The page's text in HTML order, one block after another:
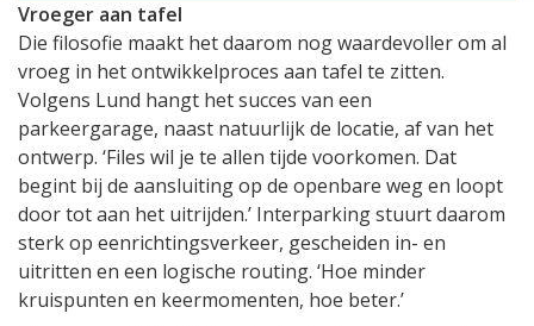
Vroeger aan tafel
Die filosofie maakt het daarom nog waardevoller om al
vroeg in het ontwikkelproces aan tafel te zitten.
Volgens Lund hangt het succes van een
parkeergarage, naast natuurlijk de locatie, af van het
ontwerp. ‘Files wil je te allen tijde voorkomen. Dat
begint bij de aansluiting op de openbare weg en loopt
door tot aan het uitrijden.’ Interparking stuurt daarom
sterk op eenrichtingsverkeer, gescheiden in- en
uitritten en een logische routing. ‘Hoe minder
kruispunten en keermomenten, hoe beter.’